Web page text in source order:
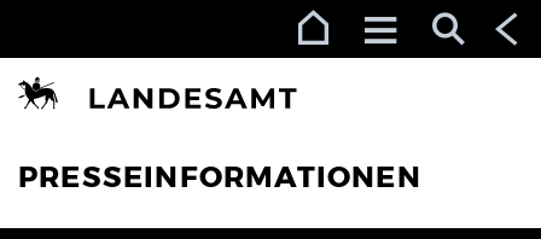
PRESSEINFORMATIONEN